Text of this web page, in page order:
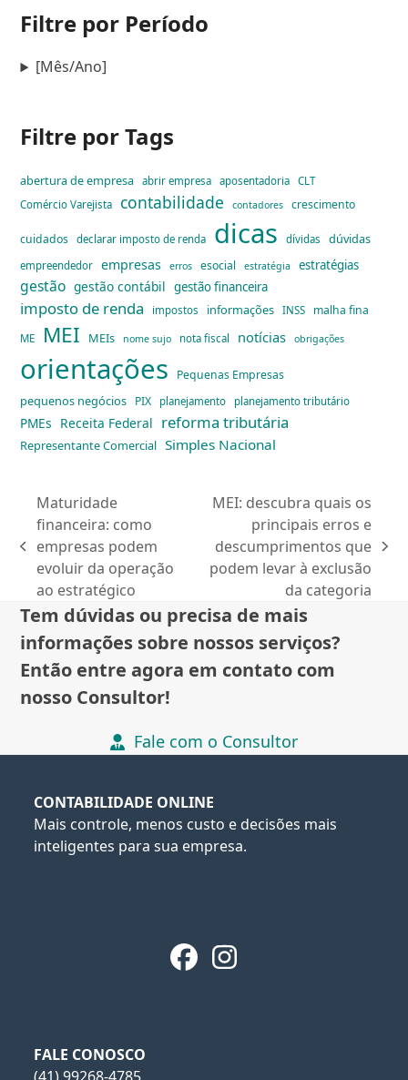
Filtre por Período
[Mês/Ano]
Filtre por Tags
abertura de empresa abrir empresa aposentadoria
CLT
Comércio Varejista
contabilidade contadores crescimento
cuidados declarar imposto de renda dicas dívidas dúvidas
empreendedor empresas erros esocial estratégia estratégias
gestão gestão contábil gestão financeira
imposto de renda impostos informações INSS malha fina
ME MEI MEIs nome sujo nota fiscal notícias obrigações
orientações Pequenas Empresas
pequenos negócios PIX planejamento planejamento tributário
PMEs Receita Federal reforma tributária
Representante Comercial Simples Nacional
previous
post:
Maturidade
financeira: como
empresas podem
evoluir da operação
ao estratégico
next
post:
MEI: descubra quais os
principais erros e
descumprimentos que
podem levar à exclusão
da categoria
Tem dúvidas ou precisa de mais
informações sobre nossos serviços?
Então entre agora em contato com
nosso Consultor!
Fale com o Consultor
CONTABILIDADE ONLINE
Mais controle, menos custo e decisões mais
inteligentes para sua empresa.
Facebook
Instagram
FALE CONOSCO